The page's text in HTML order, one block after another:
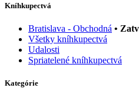
Kníhkupectvá
Bratislava - Obchodná •
Všetky kníhkupectvá
Udalosti
Spriatelené kníhkupectvá
Kategórie